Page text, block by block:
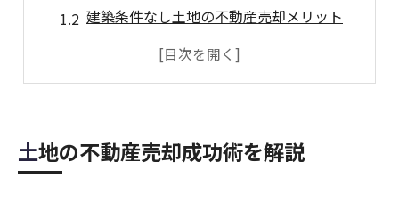
建築条件なし土地の不動産売却メリット
大阪市土地価格を踏まえた売却計画
大阪市土地の売却相場は今が注目
大阪市土地価格の相場推移と不動産売却
土地の不動産売却成功術を解説